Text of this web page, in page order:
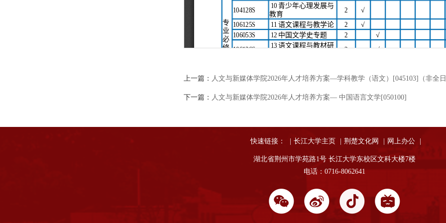
上一篇： 人文与新媒体学院2026年人才培养方案—学科教学（语文）[045103]（非全
下一篇： 人文与新媒体学院2026年人才培养方案— 中国语言文学[050100]
快速链接： 长江大学主页 荆楚文化网 网上办公
湖北省荆州市学苑路1号 长江大学东校区文科大楼7楼
电话：0716-8062641